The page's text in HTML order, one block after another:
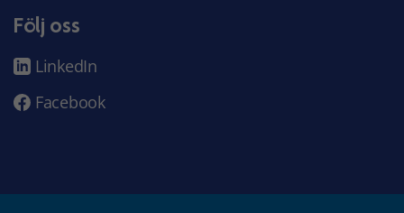
Följ oss
LinkedIn
Facebook